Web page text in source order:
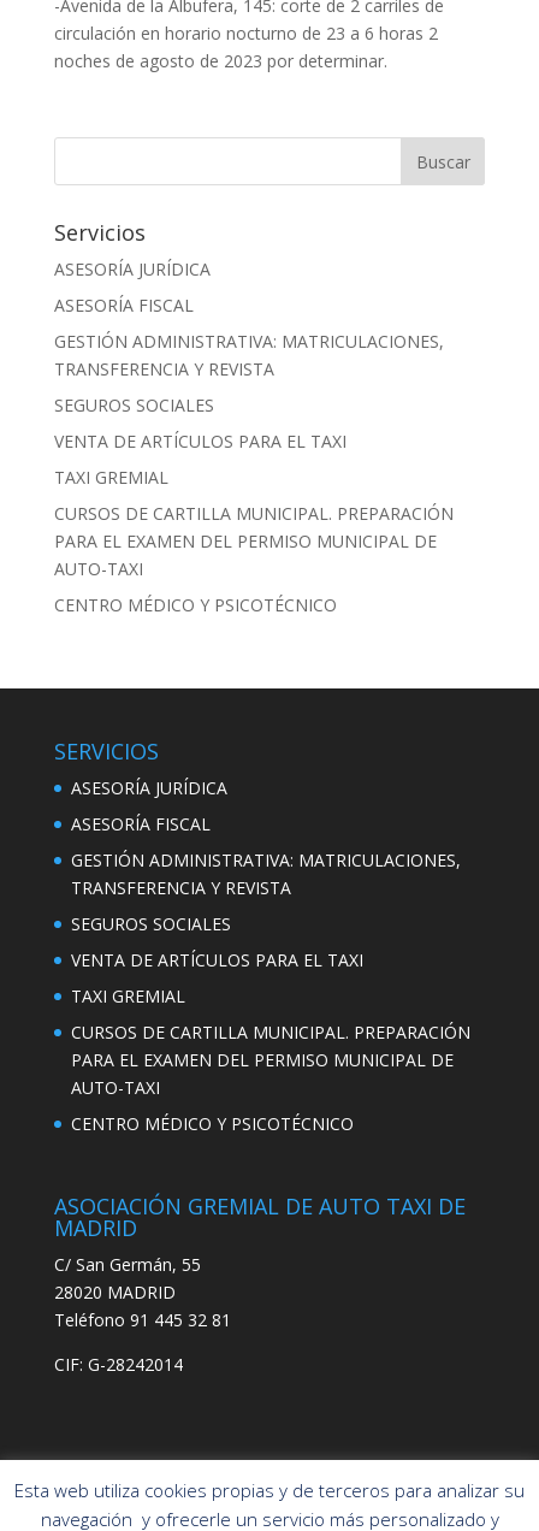
-Avenida de la Albufera, 145: corte de 2 carriles de
circulación en horario nocturno de 23 a 6 horas 2
noches de agosto de 2023 por determinar.
Servicios
ASESORÍA JURÍDICA
ASESORÍA FISCAL
GESTIÓN ADMINISTRATIVA: MATRICULACIONES,
TRANSFERENCIA Y REVISTA
SEGUROS SOCIALES
VENTA DE ARTÍCULOS PARA EL TAXI
TAXI GREMIAL
CURSOS DE CARTILLA MUNICIPAL. PREPARACIÓN
PARA EL EXAMEN DEL PERMISO MUNICIPAL DE
AUTO-TAXI
CENTRO MÉDICO Y PSICOTÉCNICO
SERVICIOS
ASESORÍA JURÍDICA
ASESORÍA FISCAL
GESTIÓN ADMINISTRATIVA: MATRICULACIONES,
TRANSFERENCIA Y REVISTA
SEGUROS SOCIALES
VENTA DE ARTÍCULOS PARA EL TAXI
TAXI GREMIAL
CURSOS DE CARTILLA MUNICIPAL. PREPARACIÓN
PARA EL EXAMEN DEL PERMISO MUNICIPAL DE
AUTO-TAXI
CENTRO MÉDICO Y PSICOTÉCNICO
ASOCIACIÓN GREMIAL DE AUTO TAXI DE
MADRID
C/ San Germán, 55
28020 MADRID
Teléfono 91 445 32 81
CIF: G-28242014
Esta web utiliza cookies propias y de terceros para analizar su
navegación y ofrecerle un servicio más personalizado y